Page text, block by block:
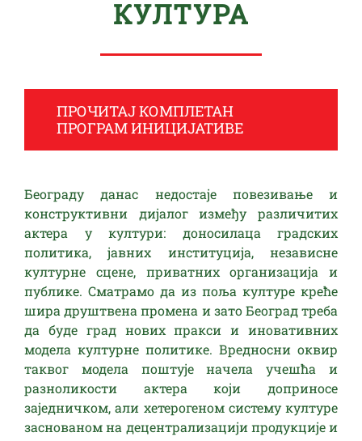
КУЛТУРА
ПРОЧИТАЈ КОМПЛЕТАН
ПРОГРАМ ИНИЦИЈАТИВЕ
Београду данас недостаје повезивање и
конструктивни дијалог између различитих
актера у култури: доносилаца градских
политика, јавних институција, независне
културне сцене, приватних организација и
публике. Сматрамо да из поља културе креће
шира друштвена промена и зато Београд треба
да буде град нових пракси и иновативних
модела културне политике. Вредносни оквир
таквог модела поштује начела учешћа и
разноликости актера који доприносе
заједничком, али хетерогеном систему културе
заснованом на децентрализацији продукције и